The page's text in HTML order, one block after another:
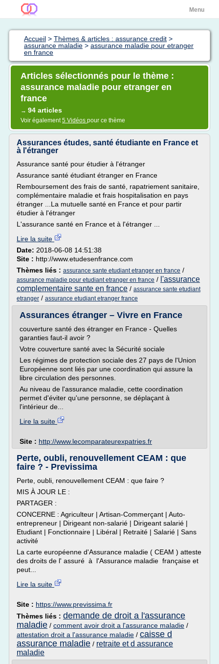
Menu
Accueil > Thèmes & articles : assurance credit >
assurance maladie > assurance maladie pour etranger
en france
Articles sélectionnés pour le thème :
assurance maladie pour etranger en
france
→ 94 articles
Voir également5 Vidéos pour ce thème
Assurances études, santé étudiante en France et
à l'étranger
Assurance santé pour étudier à l'étranger
Assurance santé étudiant étranger en France
Remboursement des frais de santé, rapatriement sanitaire,
complémentaire maladie et frais hospitalisation en pays
étranger ...La mutuelle santé en France et pour partir
étudier à l'étranger
L'assurance santé en France et à l'étranger ...
Lire la suite
Date: 2018-06-08 14:51:38
Site : http://www.etudesenfrance.com
Thèmes liés : assurance sante etudiant etranger en france /
assurance maladie pour etudiant etranger en france / l'assurance
complementaire sante en france / assurance sante etudiant
etranger / assurance etudiant etranger france
Assurances étranger – Vivre en France
couverture santé des étranger en France - Quelles
garanties faut-il avoir ?
Votre couverture santé avec la Sécurité sociale
Les régimes de protection sociale des 27 pays de l'Union
Européenne sont liés par une coordination qui assure la
libre circulation des personnes.
Au niveau de l'assurance maladie, cette coordination
permet d'éviter qu'une personne, se déplaçant à
l'intérieur de...
Lire la suite
Site : http://www.lecomparateurexpatries.fr
Perte, oubli, renouvellement CEAM : que
faire ? - Previssima
Perte, oubli, renouvellement CEAM : que faire ?
MIS À JOUR LE :
PARTAGER :
CONCERNE : Agriculteur | Artisan-Commerçant | Auto-
entrepreneur | Dirigeant non-salarié | Dirigeant salarié |
Etudiant | Fonctionnaire | Libéral | Retraité | Salarié | Sans
activité
La carte européenne d'Assurance maladie ( CEAM ) atteste
des droits de l' assuré à l'Assurance maladie française et
peut...
Lire la suite
Site : https://www.previssima.fr
Thèmes liés : demande de droit a l'assurance
maladie / comment avoir droit a l'assurance maladie /
attestation droit a l'assurance maladie / caisse d
assurance maladie / retraite et d assurance
maladie